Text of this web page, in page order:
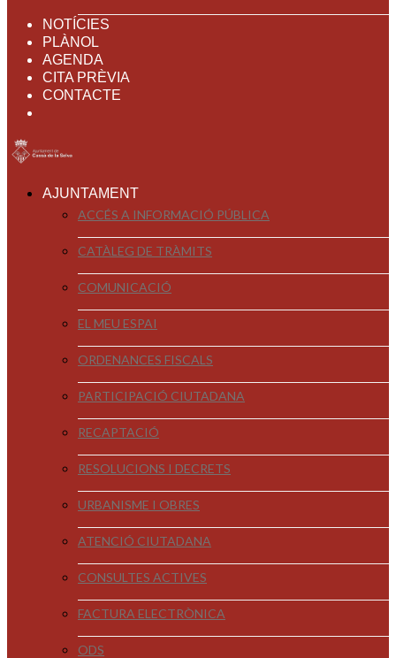
NOTÍCIES
PLÀNOL
AGENDA
CITA PRÈVIA
CONTACTE
AJUNTAMENT
ACCÉS A INFORMACIÓ PÚBLICA
CATÀLEG DE TRÀMITS
COMUNICACIÓ
EL MEU ESPAI
ORDENANCES FISCALS
PARTICIPACIÓ CIUTADANA
RECAPTACIÓ
RESOLUCIONS I DECRETS
URBANISME I OBRES
ATENCIÓ CIUTADANA
CONSULTES ACTIVES
FACTURA ELECTRÒNICA
ODS